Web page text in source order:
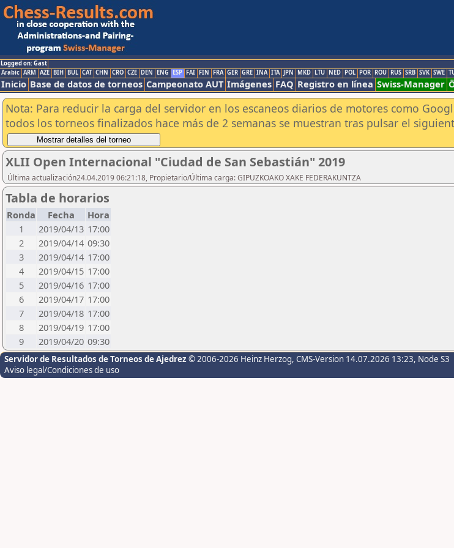
Logged on: Gast
Arabic ARM AZE BIH BUL CAT CHN CRO CZE DEN ENG ESP FAI FIN FRA GER GRE INA ITA JPN MKD LTU NED POL POR ROU RUS SRB SVK SWE
Inicio Base de datos de torneos Campeonato AUT Imágenes FAQ Registro en línea Swiss-Manager
Nota: Para reducir la carga del servidor en los escaneos diarios de motores como
todos los torneos finalizados hace más de 2 semanas se muestran tras pulsar el
XLII Open Internacional "Ciudad de San Sebastián" 2019
Última actualización24.04.2019 06:21:18, Propietario/Última carga: GIPUZKOAKO XAKE FEDERAKUNTZA
Tabla de horarios
Ronda Fecha
Hora
1
2019/04/13 17:00
2
2019/04/14 09:30
3
2019/04/14 17:00
4
2019/04/15 17:00
5
2019/04/16 17:00
6
2019/04/17 17:00
7
2019/04/18 17:00
8
2019/04/19 17:00
9
2019/04/20 09:30
Servidor de Resultados de Torneos de Ajedrez © 2006-2026 Heinz Herzog, CMS-Version 14.07.2026 13:23, Node S3
Aviso legal/Condiciones de uso